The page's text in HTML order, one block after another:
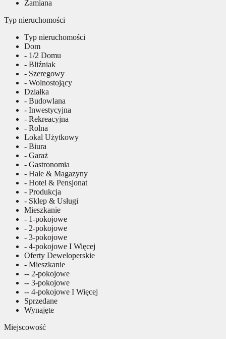
Zamiana
Typ nieruchomości
Typ nieruchomości
Dom
- 1/2 Domu
- Bliźniak
- Szeregowy
- Wolnostojący
Działka
- Budowlana
- Inwestycyjna
- Rekreacyjna
- Rolna
Lokal Użytkowy
- Biura
- Garaż
- Gastronomia
- Hale & Magazyny
- Hotel & Pensjonat
- Produkcja
- Sklep & Usługi
Mieszkanie
- 1-pokojowe
- 2-pokojowe
- 3-pokojowe
- 4-pokojowe I Więcej
Oferty Deweloperskie
- Mieszkanie
-- 2-pokojowe
-- 3-pokojowe
-- 4-pokojowe I Więcej
Sprzedane
Wynajęte
Miejscowość